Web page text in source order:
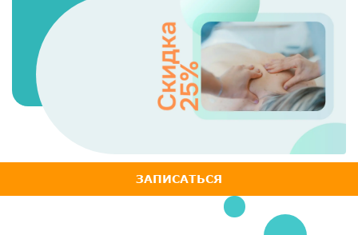
ЗАПИСАТЬСЯ